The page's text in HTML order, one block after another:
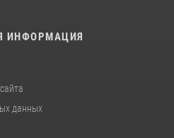
ИНФОРМАЦИЯ
данных